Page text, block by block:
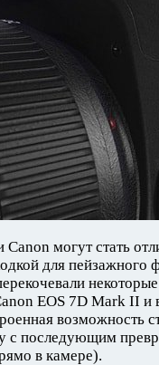
могут стать
для пейзажного
EOS 7D Mark II и
возможность
с последующим
в камере).